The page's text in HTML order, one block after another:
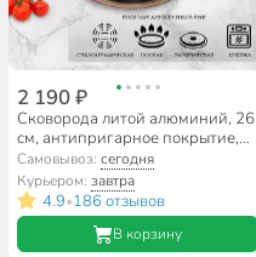
2 190 ₽
Сковорода литой алюминий, 26
см, антипригарное покрытие,
Мечта, Premium grey, серая,
съемная ручка, 026901
Самовывоз:сегодня
Курьером:завтра
4.9•186 отзывов
В корзину